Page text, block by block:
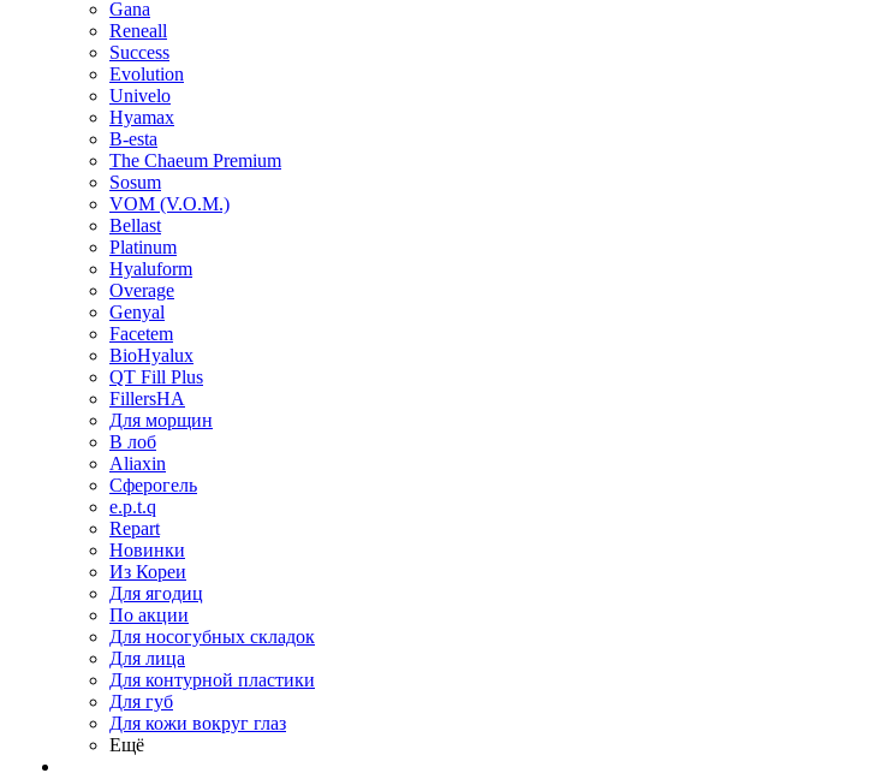
Gana
Reneall
Success
Evolution
Univelo
Hyamax
B-esta
The Chaeum Premium
Sosum
VOM (V.O.M.)
Bellast
Platinum
Hyaluform
Overage
Genyal
Facetem
BioHyalux
QT Fill Plus
FillersHA
Для морщин
В лоб
Aliaxin
Сферогель
e.p.t.q
Repart
Новинки
Из Кореи
Для ягодиц
По акции
Для носогубных складок
Для лица
Для контурной пластики
Для губ
Для кожи вокруг глаз
Ещё